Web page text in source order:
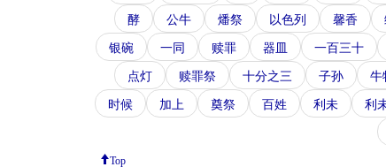
酵
公牛 燔祭 以色列 馨香
银碗
一同 赎罪 器皿 一百三十
点灯
赎罪祭 十分之三 子孙 牛
时候
加上 奠祭 百姓 利未 利
Top